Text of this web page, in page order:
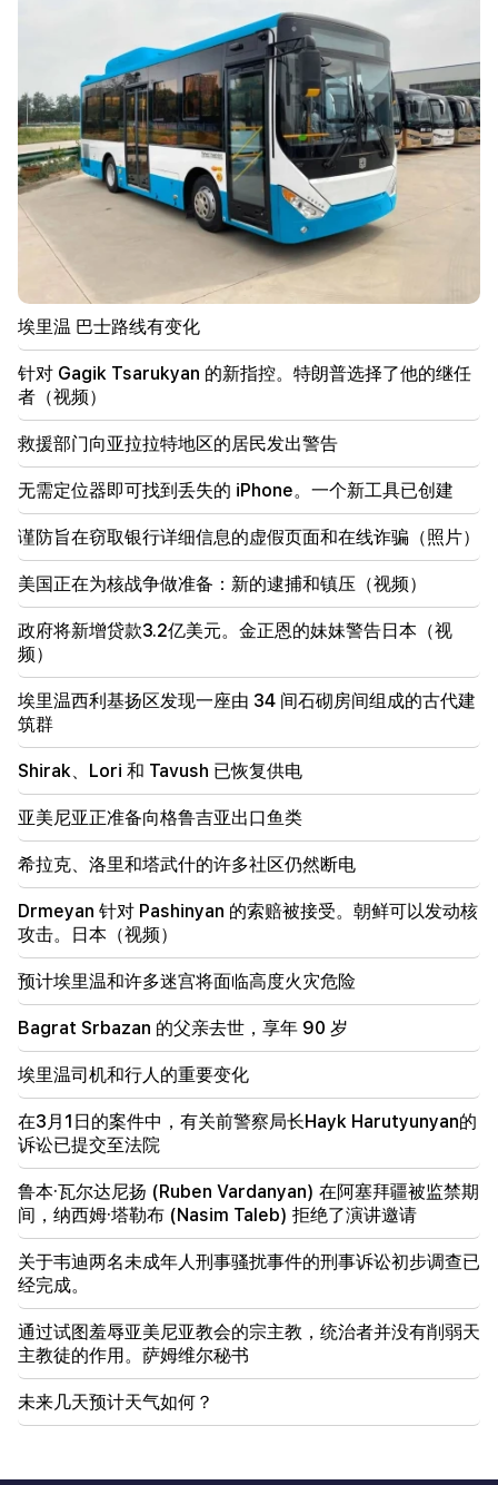
Kocharyan、Sargsyan、Ter-Petrosyan 的
“innadu”。这个政府没有为国家做任何事（视频）
20:05
针对 Gagik Tsarukyan 的新指控。特朗普选择了他的
继任者（视频）
重要的
巴库监狱中的所有亚美尼亚人都享有自由。亚伯拉罕米
扬
重要的
在你的领导下，拉阿政府将继续为地区和平发挥建设性
作用。古特雷斯飞往帕希尼扬
18:35
俄罗斯准备继续对亚美尼亚铁路进行特许经营。奥弗丘
克
亚美尼亚产品向俄罗斯市场出口的不合理限制令人担
忧。鲁宾扬 到 马特维延科
努巴拉申垃圾填埋场发生的悲惨事件
18:01
由于财务问题，阿拉·普加切娃正在考虑重返舞台
17:52
伊朗和阿曼已同意恢复霍尔木兹海峡的航行。阿拉伯电
视台
泽连斯基希望乌克兰在2027年之前开发出自己的弹道
导弹系统
科巴希泽。格鲁吉亚的大门向所有游客敞开，包括来自
俄罗斯的游客
14:25
特朗普已经选定万斯作为他的继任者
埃里温 巴士路线有变化
针对 Gagik Tsarukyan 的新指控。特朗普选择了他的继任
者（视频）
救援部门向亚拉拉特地区的居民发出警告
无需定位器即可找到丢失的 iPhone。一个新工具已创建
谨防旨在窃取银行详细信息的虚假页面和在线诈骗（照片）
美国正在为核战争做准备：新的逮捕和镇压（视频）
政府将新增贷款3.2亿美元。金正恩的妹妹警告日本（视
频）
埃里温西利基扬区发现一座由 34 间石砌房间组成的古代建
筑群
Shirak、Lori 和 Tavush 已恢复供电
亚美尼亚正准备向格鲁吉亚出口鱼类
希拉克、洛里和塔武什的许多社区仍然断电
Drmeyan 针对 Pashinyan 的索赔被接受。朝鲜可以发动核
攻击。日本（视频）
预计埃里温和许多迷宫将面临高度火灾危险
Bagrat Srbazan 的父亲去世，享年 90 岁
埃里温司机和行人的重要变化
在3月1日的案件中，有关前警察局长Hayk Harutyunyan的
诉讼已提交至法院
鲁本·瓦尔达尼扬 (Ruben Vardanyan) 在阿塞拜疆被监禁期
间，纳西姆·塔勒布 (Nasim Taleb) 拒绝了演讲邀请
关于韦迪两名未成年人刑事骚扰事件的刑事诉讼初步调查已
经完成。
通过试图羞辱亚美尼亚教会的宗主教，统治者并没有削弱天
主教徒的作用。萨姆维尔秘书
未来几天预计天气如何？